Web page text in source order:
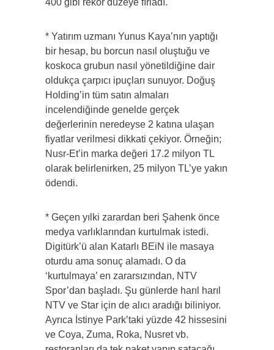
400 gibi rekor düzeye fırladı.
* Yatırım uzmanı Yunus Kaya’nın yaptığı
bir hesap, bu borcun nasıl oluştuğu ve
koskoca grubun nasıl yönetildiğine dair
oldukça çarpıcı ipuçları sunuyor. Doğuş
Holding’in tüm satın almaları
incelendiğinde genelde gerçek
değerlerinin neredeyse 2 katına ulaşan
fiyatlar verilmesi dikkati çekiyor. Örneğin;
Nusr-Et’in marka değeri 17.2 milyon TL
olarak belirlenirken, 25 milyon TL’ye yakın
ödendi.
* Geçen yılki zarardan beri Şahenk önce
medya varlıklarından kurtulmak istedi.
Digitürk’ü alan Katarlı BEiN ile masaya
oturdu ama sonuç alamadı. O da
‘kurtulmaya’ en zararsızından, NTV
Spor’dan başladı. Şu günlerde harıl harıl
NTV ve Star için de alıcı aradığı biliniyor.
Ayrıca İstinye Park’taki yüzde 42 hissesini
ve Coya, Zuma, Roka, Nusret vb.